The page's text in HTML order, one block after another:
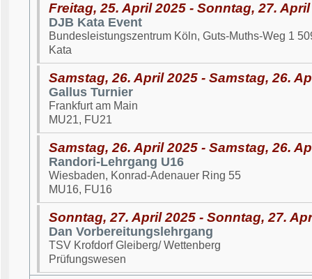
Freitag, 25. April 2025 - Sonntag, 27.
DJB Kata Event
Bundesleistungszentrum Köln, Guts-Muths-Weg 1
Kata
Samstag, 26. April 2025 - Samstag, 26.
Gallus Turnier
Frankfurt am Main
MU21, FU21
Samstag, 26. April 2025 - Samstag, 26.
Randori-Lehrgang U16
Wiesbaden, Konrad-Adenauer Ring 55
MU16, FU16
Sonntag, 27. April 2025 - Sonntag, 27.
Dan Vorbereitungslehrgang
TSV Krofdorf Gleiberg/ Wettenberg
Prüfungswesen